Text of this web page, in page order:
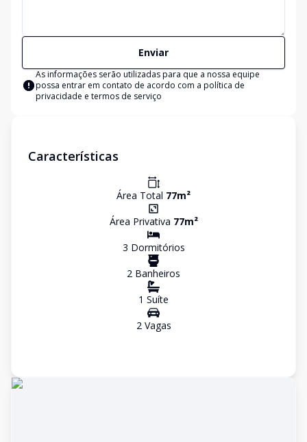
Enviar
As informações serão utilizadas para que a nossa equipe
possa entrar em contato de acordo com a política de
privacidade e termos de serviço
Características
Área Total 77m²
Área Privativa 77m²
3 Dormitórios
2 Banheiros
1 Suíte
2Vagas